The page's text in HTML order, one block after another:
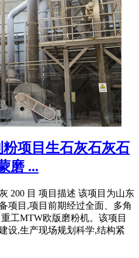
项目生石灰石灰石
磨 ...
200 目 项目描述 该项目为山东
项目,项目前期经过全面、多角
工MTW欧版磨粉机。该项目
设,生产现场规划科学,结构紧